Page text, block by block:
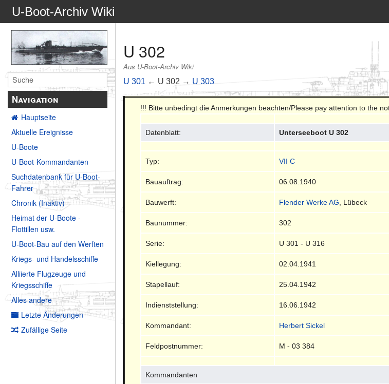
U-Boot-Archiv Wiki
Navigation
Hauptseite
Aktuelle Ereignisse
U-Boote
U-Boot-Kommandanten
Suchdatenbank für U-Boot-
Fahrer
Chronik (Inaktiv)
Heimat der U-Boote -
Flottillen usw.
U-Boot-Bau auf den Werften
Kriegs- und Handelsschiffe
Alliierte Flugzeuge und
Kriegsschiffe
Alles andere
Letzte Änderungen
Zufällige Seite
U 302
Aus U-Boot-Archiv Wiki
U 301 ← U 302 → U 303
!!! Bitte unbedingt die Anmerkungen beachten/Please pay attention to the
Datenblatt: Unterseeboot U 302
Typ: VII C
Bauauftrag: 06.08.1940
Bauwerft: Flender Werke AG , Lübeck
Baunummer: 302
Serie: U 301 - U 316
Kiellegung: 02.04.1941
Stapellauf: 25.04.1942
Indienststellung: 16.06.1942
Kommandant: Herbert Sickel
Feldpostnummer: M - 03 384
Kommandanten